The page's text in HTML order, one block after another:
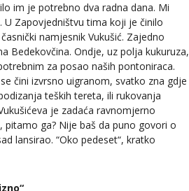
im je potrebno dva radna dana. Mi
U Zapovjedništvu tima koji je činilo
namjesnik Vukušić. Zajedno
Bedekovčina. Ondje, uz polja kukuruza,
za posao naših pontoniraca.
čini izvrsno uigranom, svatko zna gdje
teških tereta, ili rukovanja
je zadaća ravnomjerno
ga? Nije baš da puno govori o
lansirao. “Oko pedeset“, kratko